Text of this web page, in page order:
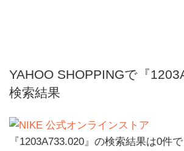
YAHOO SHOPPINGで『
検索結果
『1203A733.020』の検索結果は0件で